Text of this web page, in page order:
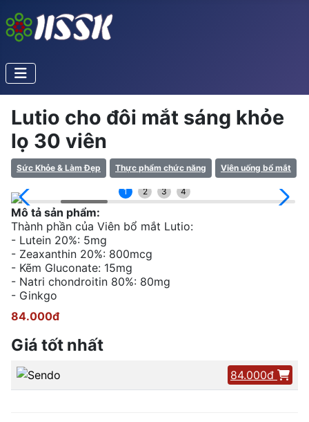
Lutio cho đôi mắt sáng khỏe
lọ 30 viên
Sức Khỏe & Làm Đẹp Thực phẩm chức năng Viên uống bổ mắt
1 2 3 4
Mô tả sản phẩm:
Thành phần của Viên bổ mắt Lutio:
- Lutein 20%: 5mg
- Zeaxanthin 20%: 800mcg
- Kẽm Gluconate: 15mg
- Natri chondroitin 80%: 80mg
- Ginkgo
84.000đ
Giá tốt nhất
84.000đ